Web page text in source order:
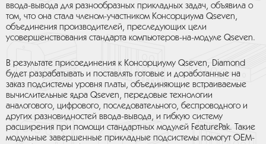
ввода-вывода для разнообразных прикладных задач, объявила о
том, что она стала членом-участником Консорциума Qseven,
объединения производителей, преследующих цели
усовершенствования стандарта компьютеров-на-модуле Qseven.
В результате присоединения к Консорциуму Qseven, Diamond
будет разрабатывать и поставлять готовые и доработанные на
заказ подсистемы уровня платы, объединяющие встраиваемые
вычислительные ядра Qseven, передовые технологии
аналогового, цифрового, последовательного, беспроводного и
других разновидностей ввода-вывода, и гибкую систему
расширения при помощи стандартных модулей FeaturePak. Такие
модульные завершенные прикладные подсистемы помогут OEM-